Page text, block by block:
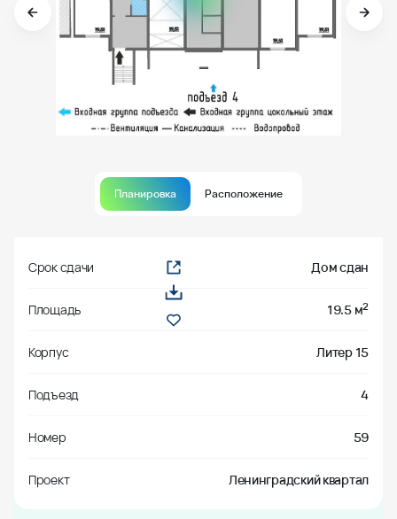
Планировка Расположение
Срок сдачи Дом сдан
Площадь 19.5 м2
Корпус Литер 15
Подъезд 4
Номер 59
Проект Ленинградский квартал